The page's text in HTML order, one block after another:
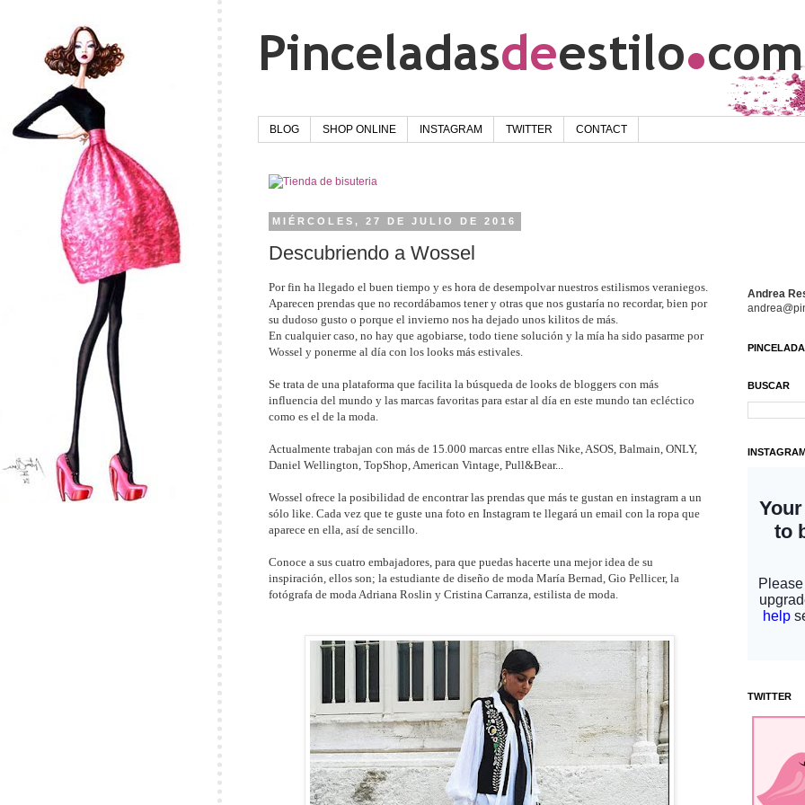
BLOG SHOP ONLINE INSTAGRAM TWITTER CONTACT
MIÉRCOLES, 27 DE JULIO DE 2016
Descubriendo a Wossel
Por fin ha llegado el buen tiempo y es hora de desempolvar nuestros estilismos veraniegos.
Aparecen prendas que no recordábamos tener y otras que nos gustaría no recordar, bien por
su dudoso gusto o porque el invierno nos ha dejado unos kilitos de más.
En cualquier caso, no hay que agobiarse, todo tiene solución y la mía ha sido pasarme por
Wossel y ponerme al día con los looks más estivales.
Se trata de una plataforma que facilita la búsqueda de looks de bloggers con más
influencia del mundo y las marcas favoritas para estar al día en este mundo tan ecléctico
como es el de la moda.
Actualmente trabajan con más de 15.000 marcas entre ellas Nike, ASOS, Balmain, ONLY,
Daniel Wellington, TopShop, American Vintage, Pull&Bear...
Wossel ofrece la posibilidad de encontrar las prendas que más te gustan en instagram a un
sólo like. Cada vez que te guste una foto en Instagram te llegará un email con la ropa que
aparece en ella, así de sencillo.
Conoce a sus cuatro embajadores, para que puedas hacerte una mejor idea de su
inspiración, ellos son; la estudiante de diseño de moda María Bernad, Gio Pellicer, la
fotógrafa de moda Adriana Roslin y Cristina Carranza, estilista de moda.
Andrea
BUSCAR
TWITTER